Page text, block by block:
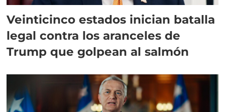
Veinticinco estados inician batalla
legal contra los aranceles de
Trump que golpean al salmón